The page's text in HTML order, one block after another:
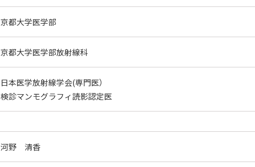
京都大学医学部
京都大学医学部放射線科
日本医学放射線学会(専門医）
検診マンモグラフィ読影認定医
河野 清香